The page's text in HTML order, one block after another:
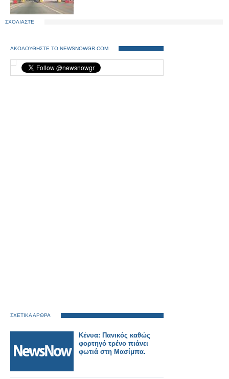
ΣΧΟΛΙΑΣΤΕ
ΑΚΟΛΟΥΘΗΣΤΕ ΤΟ NEWSNOWGR.COM
ΣΧΕΤΙΚΑ ΑΡΘΡΑ
Κένυα: Πανικός καθώς
φορτηγό τρένο πιάνει
φωτιά στη Μασίμπα.